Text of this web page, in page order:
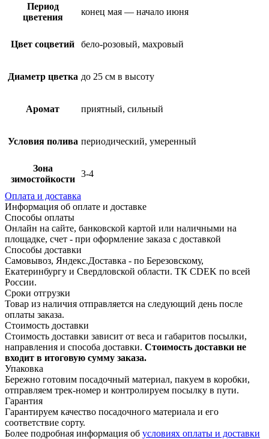
Период
цветения
конец мая — начало июня
Цвет соцветий бело-розовый, махровый
Диаметр цветка до 25 см в высоту
Аромат приятный, сильный
Условия полива периодический, умеренный
Зона
зимостойкости
3-4
Оплата и доставка
Информация об оплате и доставке
Способы оплаты
Онлайн на сайте, банковской картой или наличными на
площадке, счет - при оформление заказа с доставкой
Способы доставки
Самовывоз, Яндекс.Доставка - по Березовскому,
Екатеринбургу и Свердловской области. ТК CDEK по всей
России.
Сроки отгрузки
Товар из наличия отправляется на следующий день после
оплаты заказа.
Стоимость доставки
Стоимость доставки зависит от веса и габаритов посылки,
направления и способа доставки. Стоимость доставки не
входит в итоговую сумму заказа.
Упаковка
Бережно готовим посадочный материал, пакуем в коробки,
отправляем трек-номер и контролируем посылку в пути.
Гарантия
Гарантируем качество посадочного материала и его
соответствие сорту.
Более подробная информация об условиях оплаты и доставки